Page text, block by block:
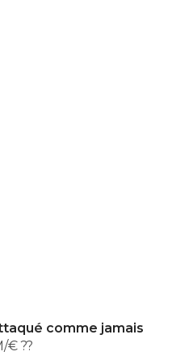
comme jamais
€ ??